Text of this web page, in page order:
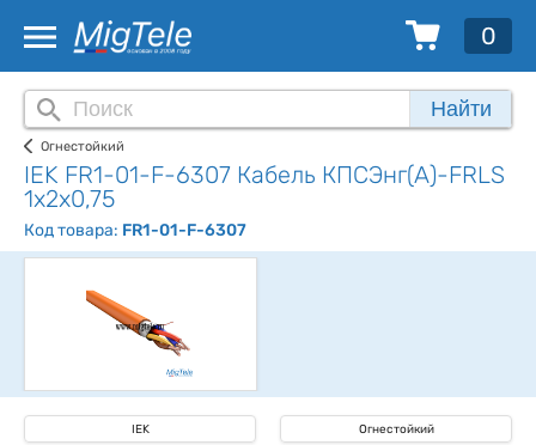
0
Найти
Огнестойкий
IEK FR1-01-F-6307 Кабель КПСЭнг(А)-FRLS
1х2х0,75
Код товара: FR1-01-F-6307
IEK Огнестойкий